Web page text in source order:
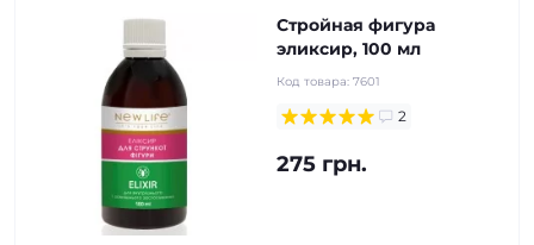
Стройная фигура
эликсир, 100 мл
Код товара: 7601
2
275 грн.